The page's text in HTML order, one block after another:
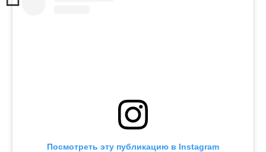
Посмотреть эту публикацию в Instagram